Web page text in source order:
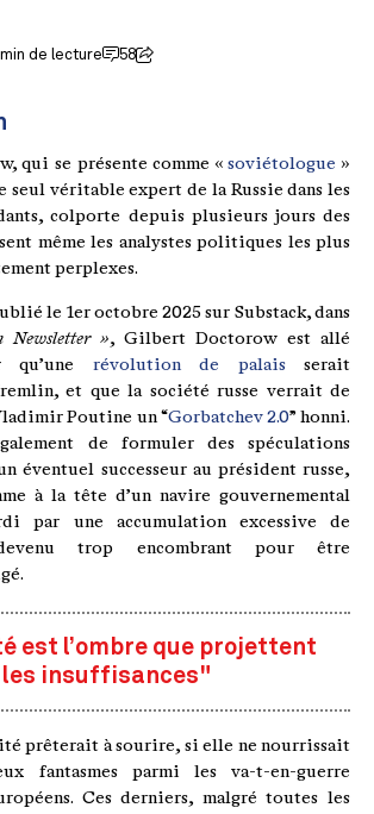
min de lecture 58
qui se présente comme «soviétologue »
seul véritable expert de la Russie dans les
colporte depuis plusieurs jours des
même les analystes politiques les plus
perplexes.
le 1er octobre 2025 sur Substack, dans
Newsletter », Gilbert Doctorow est allé
qu’une révolution de palaisserait
et que la société russe verrait de
Poutine un “Gorbatchev 2.0” honni.
de formuler des spéculations
éventuel successeur au président russe,
à la tête d’un navire gouvernemental
par une accumulation excessive de
devenu trop encombrant pour être
est l’ombre que projettent
les insuffisances"
prêterait à sourire, si elle ne nourrissait
fantasmes parmi les va-t-en-guerre
Ces derniers, malgré toutes les